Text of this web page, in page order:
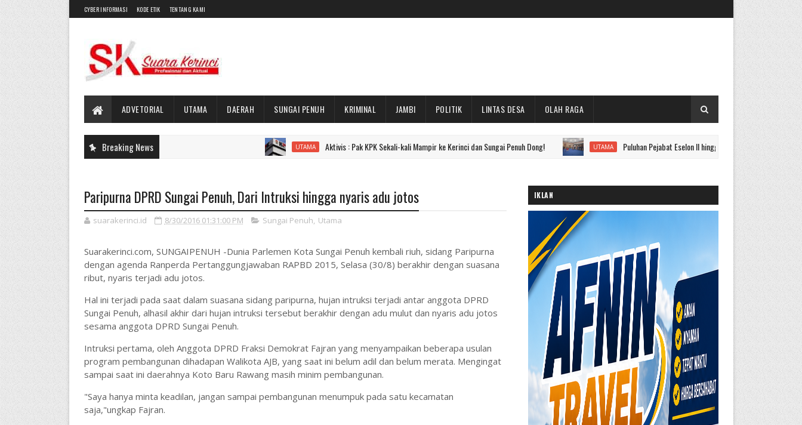
CYBER INFORMASI KODE ETIK TENTANG KAMI
ADVETORIAL UTAMA DAERAH SUNGAI PENUH KRIMINAL JAMBI POLITIK LINTAS DESA OLAH RAGA
Breaking News UTAMA Aktivis : Pak KPK Sekali-kali Mampir ke Kerinci dan Sungai Penuh Dong! UTAMA Puluhan Pejabat Eselon II hingga IV Pemkot Sungai Penuh Dilantik, Ini
Paripurna DPRD Sungai Penuh, Dari Intruksi hingga nyaris adu jotos
suarakerinci.id 8/30/2016 01:31:00 PM Sungai Penuh, Utama
Suarakerinci.com, SUNGAIPENUH -Dunia Parlemen Kota Sungai Penuh kembali riuh, sidang Paripurna
dengan agenda Ranperda Pertanggungjawaban RAPBD 2015, Selasa (30/8) berakhir dengan suasana
ribut, nyaris terjadi adu jotos.
Hal ini terjadi pada saat dalam suasana sidang paripurna, hujan intruksi terjadi antar anggota DPRD
Sungai Penuh, alhasil akhir dari hujan intruksi tersebut berakhir dengan adu mulut dan nyaris adu jotos
sesama anggota DPRD Sungai Penuh.
Intruksi pertama, oleh Anggota DPRD Fraksi Demokrat Fajran yang menyampaikan beberapa usulan
program pembangunan dihadapan Walikota AJB, yang saat ini belum adil dan belum merata. Mengingat
sampai saat ini daerahnya Koto Baru Rawang masih minim pembangunan.
"Saya hanya minta keadilan, jangan sampai pembangunan menumpuk pada satu kecamatan
saja,"ungkap Fajran.
IKLAN